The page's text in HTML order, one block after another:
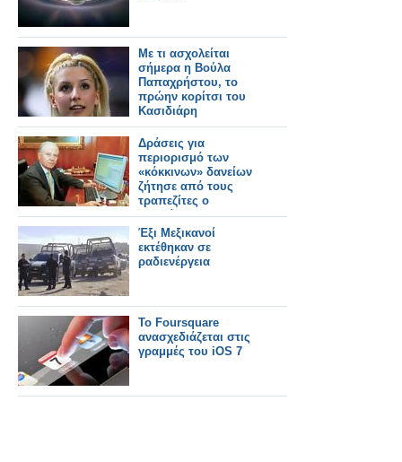
Με τι ασχολείται
σήμερα η Βούλα
Παπαχρήστου, το
πρώην κορίτσι του
Κασιδιάρη
Δράσεις για
περιορισμό των
«κόκκινων» δανείων
ζήτησε από τους
τραπεζίτες ο
Προβόπουλος
Έξι Μεξικανοί
εκτέθηκαν σε
ραδιενέργεια
Το Foursquare
ανασχεδιάζεται στις
γραμμές του iOS 7